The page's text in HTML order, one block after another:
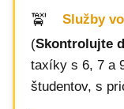
Služby
(Skontrolujte
taxíky s 6, 7 a
študentov, s